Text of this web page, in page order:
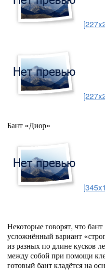
Бант «Диор»
Некоторые говорят, что
усложнённый вариант
из разных по длине кусков
между собой при помощи
готовый бант кладётся на